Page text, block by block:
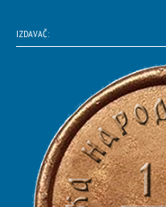
IZDAVAČ: